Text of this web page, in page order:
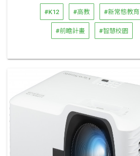
#K12 #高教 #新常態教育
#前瞻計畫 #智慧校園